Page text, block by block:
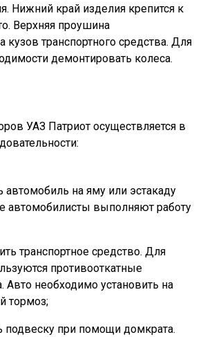
Нижний край изделия крепится к
Верхняя проушина
кузов транспортного средства. Для
демонтировать колеса.
УАЗ Патриот осуществляется в
автомобиль на яму или эстакаду
автомобилисты выполняют работу
транспортное средство. Для
противооткатные
Авто необходимо установить на
тормоз;
подвеску при помощи домкрата.